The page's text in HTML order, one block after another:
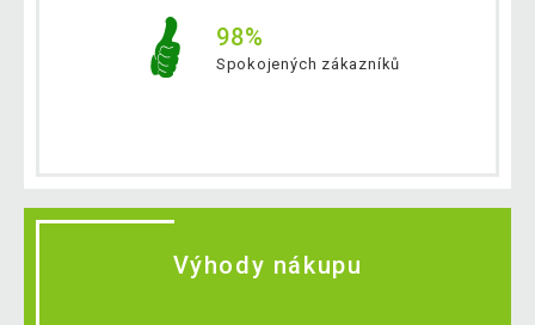
98%
Spokojených zákazníků
Výhody nákupu